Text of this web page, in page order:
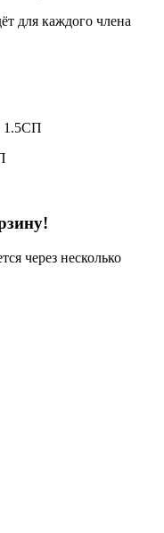
для каждого члена
1.5СП
через несколько